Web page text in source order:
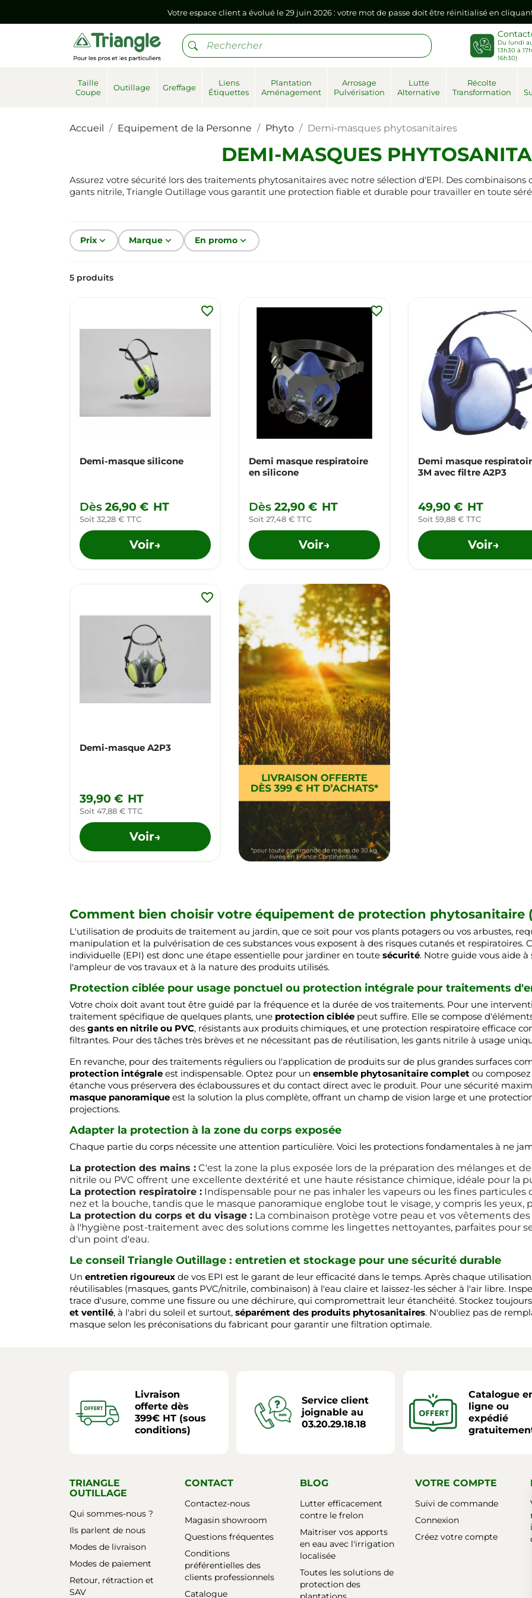
Votre espace client a évolué le 29 juin 2026 : votre mot de passe doit être réinitialisé en
Si vous aviez mémorisé votre précédent mot de passe dans votre navigateur internet, il doit être réenregistré à la
Votre espace client a évolué le 29 juin 2026 : votre mot de passe doit être réinitialisé en
Du lundi
13h30 à
16h30)
Taille
Coupe
Outillage Greffage
Liens
Étiquettes
Plantation
Aménagement
Arrosage
Pulvérisation
Lutte
Alternative
Récolte
Transformation
Accueil Equipement de la Personne Phyto Demi-masques phytosanitaires
DEMI-MASQUES
Assurez votre sécurité lors des traitements phytosanitaires avec notre sélection d'EPI. Des
gants nitrile, Triangle Outillage vous garantit une protection fiable et durable pour travailler en toute
Prixkeyboard_arrow_down Marquekeyboard_arrow_down En promokeyboard_arrow_down
5 produits
Demi-masque silicone
Dès 26,90 € HT
Soit 32,28 € TTC
Voir→
favorite_border
Demi masque respiratoire
en silicone
Dès 22,90 € HT
Soit 27,48 € TTC
Voir→
favorite_border
Demi masque
3M avec filtre A2P3
49,90 € HT
Soit 59,88 € TTC
Voir→
Demi-masque A2P3
39,90 € HT
Soit 47,88 € TTC
Voir→
favorite_border
Comment bien choisir votre équipement de protection phytosanitaire
L'utilisation de produits de traitement au jardin, que ce soit pour vos plants potagers ou vos arbustes,
manipulation et la pulvérisation de ces substances vous exposent à des risques cutanés et
individuelle (EPI) est donc une étape essentielle pour jardiner en toute sécurité. Notre guide vous aide
l'ampleur de vos travaux et à la nature des produits utilisés.
Protection ciblée pour usage ponctuel ou protection intégrale pour traitements
Votre choix doit avant tout être guidé par la fréquence et la durée de vos traitements. Pour une
traitement spécifique de quelques plants, une protection ciblée peut suffire. Elle se compose
des gants en nitrile ou PVC, résistants aux produits chimiques, et une protection respiratoire efficace
filtrantes. Pour des tâches très brèves et ne nécessitant pas de réutilisation, les gants nitrile à usage
En revanche, pour des traitements réguliers ou l'application de produits sur de plus grandes surfaces
protection intégrale est indispensable. Optez pour un ensemble phytosanitaire complet ou
étanche vous préservera des éclaboussures et du contact direct avec le produit. Pour une sécurité
masque panoramique est la solution la plus complète, offrant un champ de vision large et une
projections.
Adapter la protection à la zone du corps exposée
Chaque partie du corps nécessite une attention particulière. Voici les protections fondamentales à ne
La protection des mains : C'est la zone la plus exposée lors de la préparation des mélanges et
nitrile ou PVC offrent une excellente dextérité et une haute résistance chimique, idéale pour la
La protection respiratoire : Indispensable pour ne pas inhaler les vapeurs ou les fines
nez et la bouche, tandis que le masque panoramique englobe tout le visage, y compris les yeux,
La protection du corps et du visage : La combinaison protège votre peau et vos vêtements
à l'hygiène post-traitement avec des solutions comme les lingettes nettoyantes, parfaites pour
d'un point d'eau.
Le conseil Triangle Outillage : entretien et stockage pour une sécurité durable
Un entretien rigoureux de vos EPI est le garant de leur efficacité dans le temps. Après chaque
réutilisables (masques, gants PVC/nitrile, combinaison) à l'eau claire et laissez-les sécher à l'air libre.
trace d'usure, comme une fissure ou une déchirure, qui compromettrait leur étanchéité. Stockez
et ventilé, à l'abri du soleil et surtout, séparément des produits phytosanitaires. N'oubliez pas de
masque selon les préconisations du fabricant pour garantir une filtration optimale.
Livraison
offerte dès
399€ HT (sous
conditions)
Service client
joignable au
03.20.29.18.18
Catalogue
ligne ou
expédié
TRIANGLE
OUTILLAGE
Qui sommes-nous ?
Ils parlent de nous
Modes de livraison
Modes de paiement
Retour, rétraction et
SAV
CONTACT
Contactez-nous
Magasin showroom
Questions fréquentes
Conditions
préférentielles des
clients professionnels
Catalogue
BLOG
Lutter efficacement
contre le frelon
Maitriser vos apports
en eau avec l'irrigation
localisée
Toutes les solutions de
protection des
VOTRE COMPTE
Suivi de commande
Connexion
Créez votre compte